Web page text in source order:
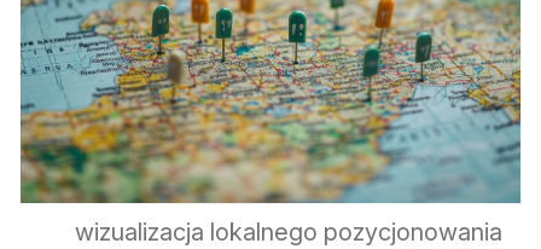
wizualizacja lokalnego pozycjonowania